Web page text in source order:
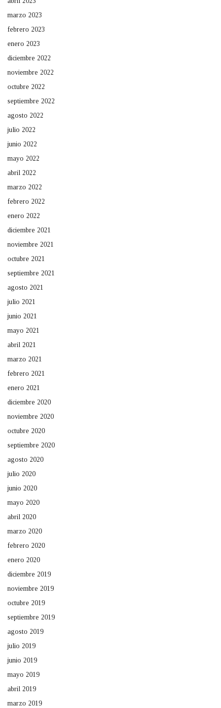
marzo 2023
febrero 2023
enero 2023
diciembre 2022
noviembre 2022
octubre 2022
septiembre 2022
agosto 2022
julio 2022
junio 2022
mayo 2022
abril 2022
marzo 2022
febrero 2022
enero 2022
diciembre 2021
noviembre 2021
octubre 2021
septiembre 2021
agosto 2021
julio 2021
junio 2021
mayo 2021
abril 2021
marzo 2021
febrero 2021
enero 2021
diciembre 2020
noviembre 2020
octubre 2020
septiembre 2020
agosto 2020
julio 2020
junio 2020
mayo 2020
abril 2020
marzo 2020
febrero 2020
enero 2020
diciembre 2019
noviembre 2019
octubre 2019
septiembre 2019
agosto 2019
julio 2019
junio 2019
mayo 2019
abril 2019
marzo 2019